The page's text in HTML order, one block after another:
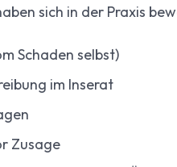
sich in der Praxis
Schaden selbst)
im Inserat
Zusage